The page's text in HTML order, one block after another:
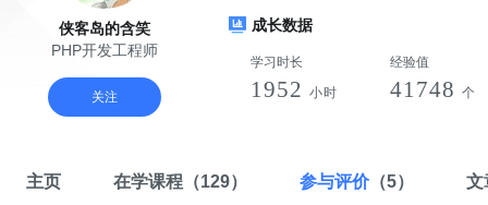
侠客岛的含笑
PHP开发工程师
关注
成长数据
学习时长
1952 小时
经验值
41748 个
主页 在学课程 （129） 参与评价（5） 文